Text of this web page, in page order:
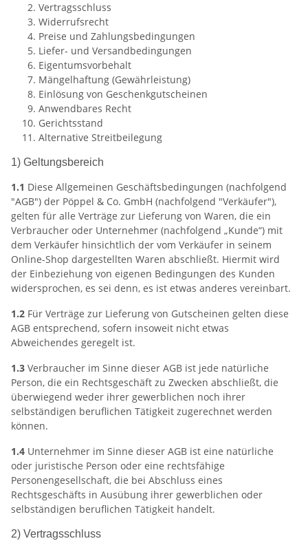
Vertragsschluss
Widerrufsrecht
Preise und Zahlungsbedingungen
Liefer- und Versandbedingungen
Eigentumsvorbehalt
Mängelhaftung (Gewährleistung)
Einlösung von Geschenkgutscheinen
Anwendbares Recht
Gerichtsstand
Alternative Streitbeilegung
1) Geltungsbereich
1.1 Diese Allgemeinen Geschäftsbedingungen (nachfolgend
"AGB") der Pöppel & Co. GmbH (nachfolgend "Verkäufer"),
gelten für alle Verträge zur Lieferung von Waren, die ein
Verbraucher oder Unternehmer (nachfolgend „Kunde“) mit
dem Verkäufer hinsichtlich der vom Verkäufer in seinem
Online-Shop dargestellten Waren abschließt. Hiermit wird
der Einbeziehung von eigenen Bedingungen des Kunden
widersprochen, es sei denn, es ist etwas anderes vereinbart.
1.2 Für Verträge zur Lieferung von Gutscheinen gelten diese
AGB entsprechend, sofern insoweit nicht etwas
Abweichendes geregelt ist.
1.3 Verbraucher im Sinne dieser AGB ist jede natürliche
Person, die ein Rechtsgeschäft zu Zwecken abschließt, die
überwiegend weder ihrer gewerblichen noch ihrer
selbständigen beruflichen Tätigkeit zugerechnet werden
können.
1.4 Unternehmer im Sinne dieser AGB ist eine natürliche
oder juristische Person oder eine rechtsfähige
Personengesellschaft, die bei Abschluss eines
Rechtsgeschäfts in Ausübung ihrer gewerblichen oder
selbständigen beruflichen Tätigkeit handelt.
2) Vertragsschluss